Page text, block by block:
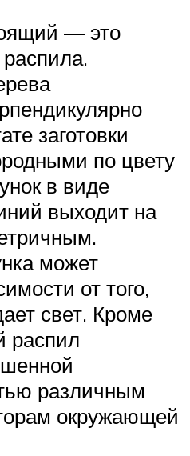
— это
заготовки
по цвету
в виде
выходит на
может
от того,
свет. Кроме
распил
различным
окружающей